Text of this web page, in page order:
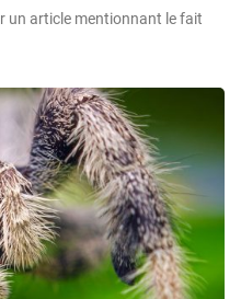
un article mentionnant le fait